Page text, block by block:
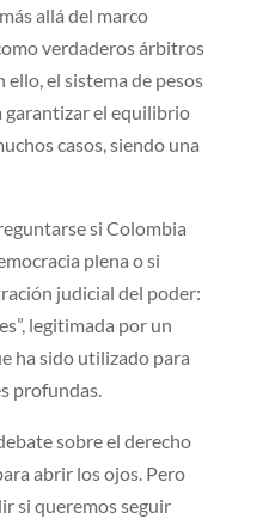
allá del marco
verdaderos árbitros
el sistema de pesos
garantizar el equilibrio
casos, siendo una
si Colombia
plena o si
judicial del poder:
legitimada por un
ha sido utilizado para
profundas.
sobre el derecho
abrir los ojos. Pero
si queremos seguir